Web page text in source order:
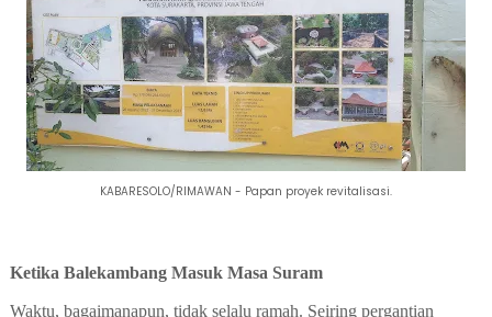
KABARESOLO/RIMAWAN - Papan proyek revitalisasi.
Ketika Balekambang Masuk Masa Suram
Waktu, bagaimanapun, tidak selalu ramah. Seiring pergantian